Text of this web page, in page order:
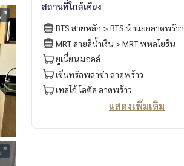
สถานที่ใกล้เคียง
BTS สายหลัก > BTS ห้าแยกลาดพร้าว
MRT สายสีน้ำเงิน > MRT พหลโยธิน
ยูเนี่ยน มอลล์
เซ็นทรัลพลาซ่า ลาดพร้าว
เทสโก้ โลตัส ลาดพร้าว
แสดงเพิ่มเติม